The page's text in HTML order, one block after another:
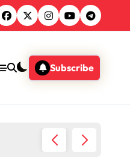
Subscribe